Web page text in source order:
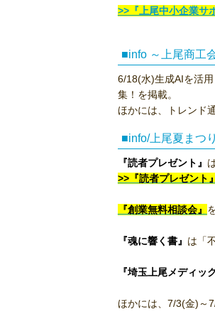
>>『上尾中小企業サ
■info ～上尾商工
6/18(水)生成AIを活
集！を掲載。
ほかには、トレンド
■info/上尾夏まつ
『読者プレゼント』
>>『読者プレゼント
『創業無料相談会』
『魂に響く書』 は「
『埼玉上尾メディッ
ほかには、7/3(金)～